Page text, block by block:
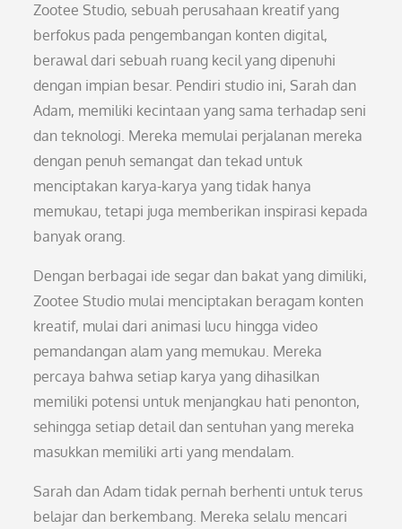
Zootee Studio, sebuah perusahaan kreatif yang
berfokus pada pengembangan konten digital,
berawal dari sebuah ruang kecil yang dipenuhi
dengan impian besar. Pendiri studio ini, Sarah dan
Adam, memiliki kecintaan yang sama terhadap seni
dan teknologi. Mereka memulai perjalanan mereka
dengan penuh semangat dan tekad untuk
menciptakan karya-karya yang tidak hanya
memukau, tetapi juga memberikan inspirasi kepada
banyak orang.
Dengan berbagai ide segar dan bakat yang dimiliki,
Zootee Studio mulai menciptakan beragam konten
kreatif, mulai dari animasi lucu hingga video
pemandangan alam yang memukau. Mereka
percaya bahwa setiap karya yang dihasilkan
memiliki potensi untuk menjangkau hati penonton,
sehingga setiap detail dan sentuhan yang mereka
masukkan memiliki arti yang mendalam.
Sarah dan Adam tidak pernah berhenti untuk terus
belajar dan berkembang. Mereka selalu mencari